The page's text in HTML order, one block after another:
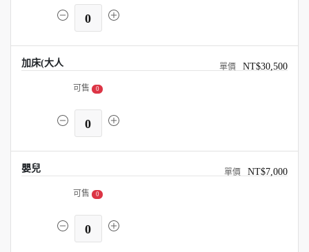
0
加床(大人 NT$30,500
可售 0
0
嬰兒 NT$7,000
可售 0
0